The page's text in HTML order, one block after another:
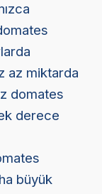
az miktarda
domates
derece
büyük